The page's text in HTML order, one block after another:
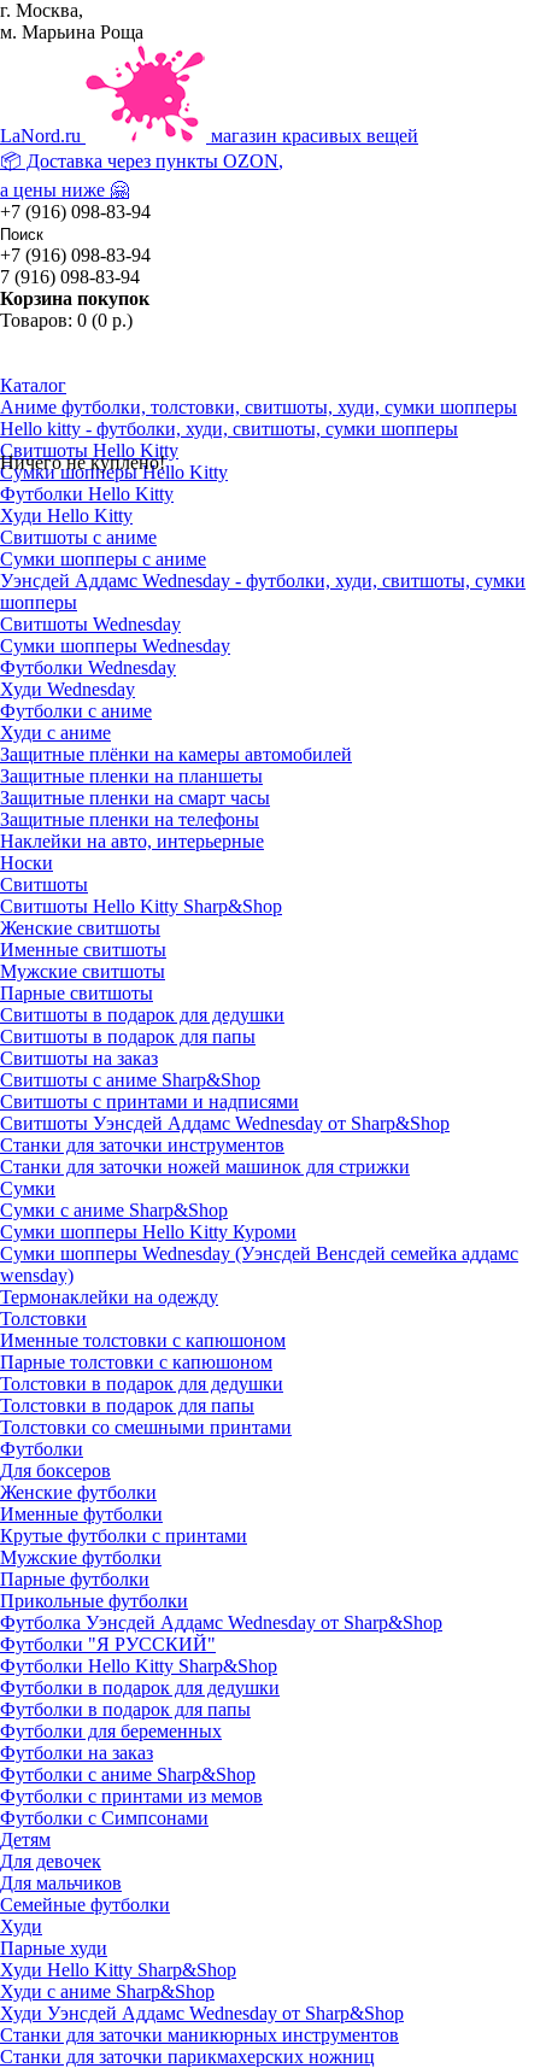
г. Москва,
м. Марьина Роща
LaNord.ru
магазин красивых вещей
📦 Доставка через пункты OZON,
а цены ниже 🤗
+7 (916) 098-83-94
+7 (916) 098-83-94
7 (916) 098-83-94
Корзина покупок
Товаров: 0 (0 р.)
Ничего не куплено!
Каталог
Аниме футболки, толстовки, свитшоты, худи, сумки шопперы
Hello kitty - футболки, худи, свитшоты, сумки шопперы
Свитшоты Hello Kitty
Сумки шопперы Hello Kitty
Футболки Hello Kitty
Худи Hello Kitty
Свитшоты с аниме
Сумки шопперы с аниме
Уэнсдей Аддамс Wednesday - футболки, худи, свитшоты, сумки
шопперы
Свитшоты Wednesday
Сумки шопперы Wednesday
Футболки Wednesday
Худи Wednesday
Футболки с аниме
Худи с аниме
Защитные плёнки на камеры автомобилей
Защитные пленки на планшеты
Защитные пленки на смарт часы
Защитные пленки на телефоны
Наклейки на авто, интерьерные
Носки
Свитшоты
Cвитшоты Hello Kitty Sharp&Shop
Женские свитшоты
Именные свитшоты
Мужские свитшоты
Парные свитшоты
Свитшоты в подарок для дедушки
Свитшоты в подарок для папы
Свитшоты на заказ
Свитшоты с аниме Sharp&Shop
Свитшоты с принтами и надписями
Свитшоты Уэнсдей Аддамс Wednesday от Sharp&Shop
Станки для заточки инструментов
Станки для заточки ножей машинок для стрижки
Сумки
Сумки с аниме Sharp&Shop
Сумки шопперы Hello Kitty Куроми
Сумки шопперы Wednesday (Уэнсдей Венсдей семейка аддамс
wensday)
Термонаклейки на одежду
Толстовки
Именные толстовки с капюшоном
Парные толстовки с капюшоном
Толстовки в подарок для дедушки
Толстовки в подарок для папы
Толстовки со смешными принтами
Футболки
Для боксеров
Женские футболки
Именные футболки
Крутые футболки с принтами
Мужские футболки
Парные футболки
Прикольные футболки
Футболка Уэнсдей Аддамс Wednesday от Sharp&Shop
Футболки "Я РУССКИЙ"
Футболки Hello Kitty Sharp&Shop
Футболки в подарок для дедушки
Футболки в подарок для папы
Футболки для беременных
Футболки на заказ
Футболки с аниме Sharp&Shop
Футболки с принтами из мемов
Футболки с Симпсонами
Детям
Для девочек
Для мальчиков
Семейные футболки
Худи
Парные худи
Худи Hello Kitty Sharp&Shop
Худи с аниме Sharp&Shop
Худи Уэнсдей Аддамс Wednesday от Sharp&Shop
Станки для заточки маникюрных инструментов
Станки для заточки парикмахерских ножниц